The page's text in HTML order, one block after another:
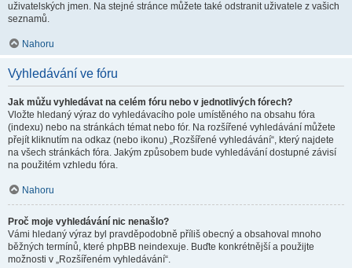
uživatelských jmen. Na stejné stránce můžete také odstranit uživatele z vašich
seznamů.
Nahoru
Vyhledávání ve fóru
Jak můžu vyhledávat na celém fóru nebo v jednotlivých fórech?
Vložte hledaný výraz do vyhledávacího pole umístěného na obsahu fóra
(indexu) nebo na stránkách témat nebo fór. Na rozšířené vyhledávání můžete
přejít kliknutím na odkaz (nebo ikonu) „Rozšířené vyhledávání“, který najdete
na všech stránkách fóra. Jakým způsobem bude vyhledávání dostupné závisí
na použitém vzhledu fóra.
Nahoru
Proč moje vyhledávání nic nenašlo?
Vámi hledaný výraz byl pravděpodobně příliš obecný a obsahoval mnoho
běžných termínů, které phpBB neindexuje. Buďte konkrétnější a použijte
možnosti v „Rozšířeném vyhledávání“.